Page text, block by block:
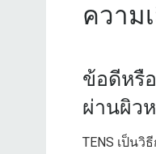
ความ
ข้อดีหรื
ผ่านผิว
TENS เป็น